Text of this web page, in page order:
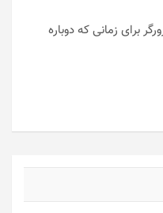
برای زمانی که دوباره